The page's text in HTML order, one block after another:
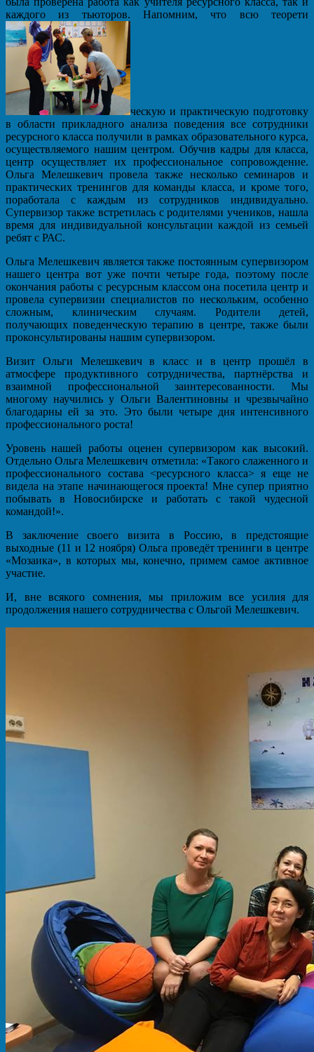
каждого из тьюторов. Напомним, что всю теорети
ческую и практическую подготовку
в области прикладного анализа поведения все сотрудники
ресурсного класса получили в рамках образовательного курса,
осуществляемого нашим центром. Обучив кадры для класса,
центр осуществляет их профессиональное сопровождение.
Ольга Мелешкевич провела также несколько семинаров и
практических тренингов для команды класса, и кроме того,
поработала с каждым из сотрудников индивидуально.
Супервизор также встретилась с родителями учеников, нашла
время для индивидуальной консультации каждой из семьей
ребят с РАС.
Ольга Мелешкевич является также постоянным супервизором
нашего центра вот уже почти четыре года, поэтому после
окончания работы с ресурсным классом она посетила центр и
провела супервизии специалистов по нескольким, особенно
сложным, клиническим случаям. Родители детей,
получающих поведенческую терапию в центре, также были
проконсультированы нашим супервизором.
Визит Ольги Мелешкевич в класс и в центр прошёл в
атмосфере продуктивного сотрудничества, партнёрства и
взаимной профессиональной заинтересованности. Мы
многому научились у Ольги Валентиновны и чрезвычайно
благодарны ей за это. Это были четыре дня интенсивного
профессионального роста!
Уровень нашей работы оценен супервизором как высокий.
Отдельно Ольга Мелешкевич отметила: «Такого слаженного и
профессионального состава <ресурсного класса> я еще не
видела на этапе начинающегося проекта! Мне супер приятно
побывать в Новосибирске и работать с такой чудесной
командой!».
В заключение своего визита в Россию, в предстоящие
выходные (11 и 12 ноября) Ольга проведёт тренинги в центре
«Мозаика», в которых мы, конечно, примем самое активное
участие.
И, вне всякого сомнения, мы приложим все усилия для
продолжения нашего сотрудничества с Ольгой Мелешкевич.